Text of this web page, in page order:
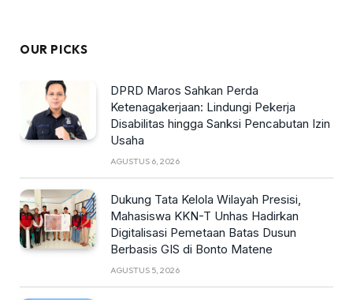
OUR PICKS
DPRD Maros Sahkan Perda
Ketenagakerjaan: Lindungi Pekerja
Disabilitas hingga Sanksi Pencabutan Izin
Usaha
AGUSTUS 6, 2026
Dukung Tata Kelola Wilayah Presisi,
Mahasiswa KKN-T Unhas Hadirkan
Digitalisasi Pemetaan Batas Dusun
Berbasis GIS di Bonto Matene
AGUSTUS 5, 2026